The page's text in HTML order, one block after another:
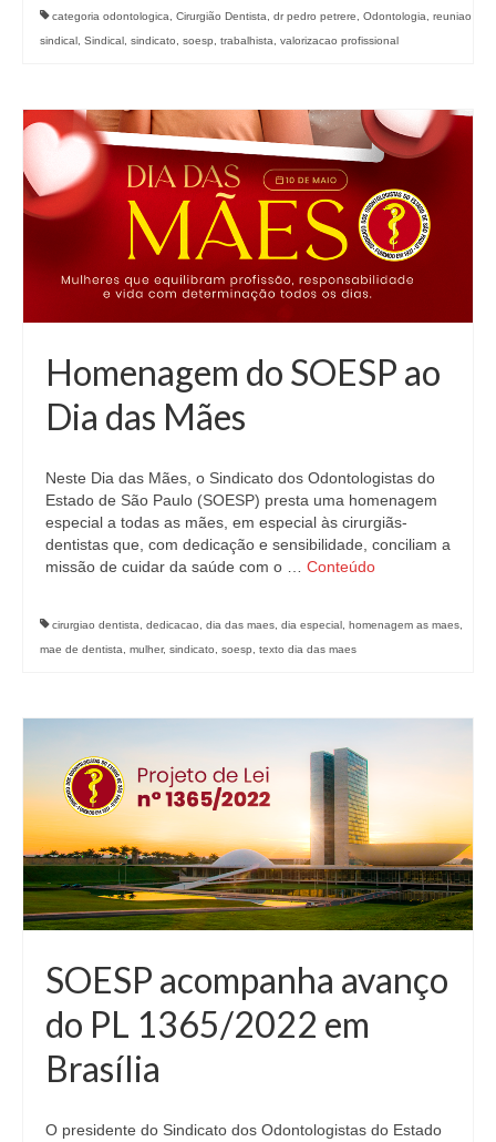
categoria odontologica, Cirurgião Dentista, dr pedro petrere, Odontologia, reuniao
sindical , Sindical , sindicato, soesp, trabalhista, valorizacao profissional
Homenagem do SOESP ao
Dia das Mães
Neste Dia das Mães, o Sindicato dos Odontologistas do
Estado de São Paulo (SOESP) presta uma homenagem
especial a todas as mães, em especial às cirurgiãs-
dentistas que, com dedicação e sensibilidade, conciliam a
missão de cuidar da saúde com o … Conteúdo
cirurgiao dentista dedicacao dia das maes dia especial homenagem as maes
mae de dentista
mulher, sindicato soesp texto dia das maes
SOESP acompanha avanço
do PL 1365/2022 em
Brasília
O presidente do Sindicato dos Odontologistas do Estado